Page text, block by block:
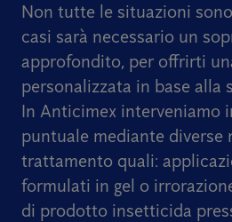
Non tutte le situazioni
casi sarà necessario un
approfondito, per offrirti
personalizzata in base alla
In Anticimex interveniamo
puntuale mediante diverse
trattamento quali:
formulati in gel o
di prodotto insetticida